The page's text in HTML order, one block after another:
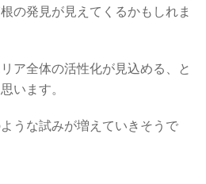
の発見が見えてくるかもしれま
ア全体の活性化が見込める、と
います。
うな試みが増えていきそうで